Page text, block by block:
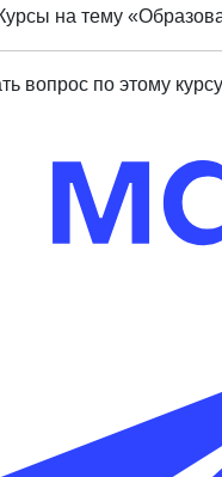
на тему
вопрос по этому курсу